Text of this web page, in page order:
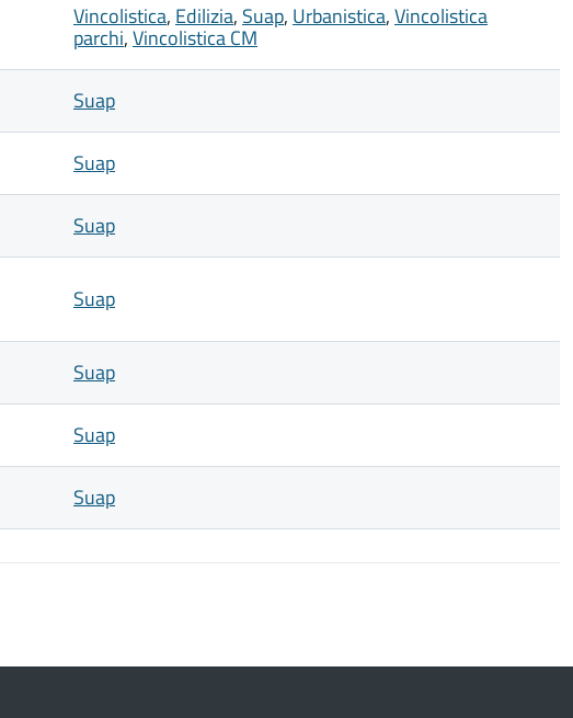
Vincolistica, Edilizia, Suap, Urbanistica,Vincolistica
parchi,Vincolistica CM
Suap
Suap
Suap
Suap
Suap
Suap
Suap